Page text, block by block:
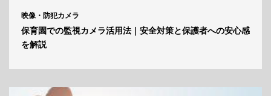
映像・防犯カメラ
保育園での監視カメラ活用法｜安全対策と保護者への安心感
を解説